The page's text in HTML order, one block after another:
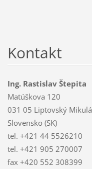
Kontakt
Ing. Rastislav Štepita
Matúškova 120
031 05 Liptovský
Slovensko (SK)
tel. +421 44 5526210
tel. +421 905 270007
fax +420 552 308399